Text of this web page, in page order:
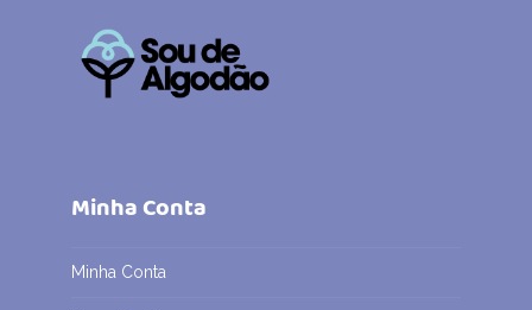
Minha Conta
Minha Conta